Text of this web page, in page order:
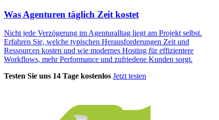
Was Agenturen täglich Zeit kostet
Nicht jede Verzögerung im Agenturalltag liegt am Projekt selbst.
Erfahren Sie, welche typischen Herausforderungen Zeit und
Ressourcen kosten und wie modernes Hosting für effizientere
Workflows, mehr Performance und zufriedene Kunden sorgt.
Testen Sie uns 14 Tage kostenlos Jetzt testen